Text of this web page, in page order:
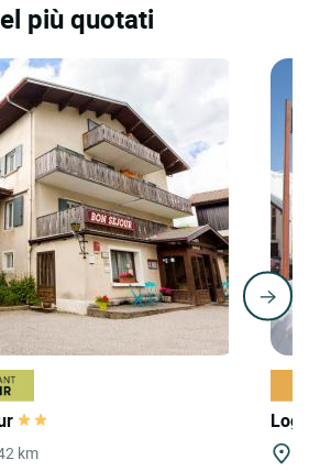
più quotati
km